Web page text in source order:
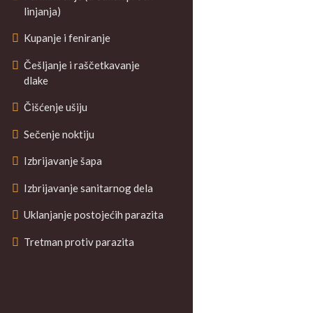
linjanja)
Kupanje i feniranje
Češljanje i raščetkavanje
dlake
Čišćenje ušiju
Sečenje noktiju
Izbrijavanje šapa
Izbrijavanje sanitarnog dela
Uklanjanje postojećih parazita
Tretman protiv parazita